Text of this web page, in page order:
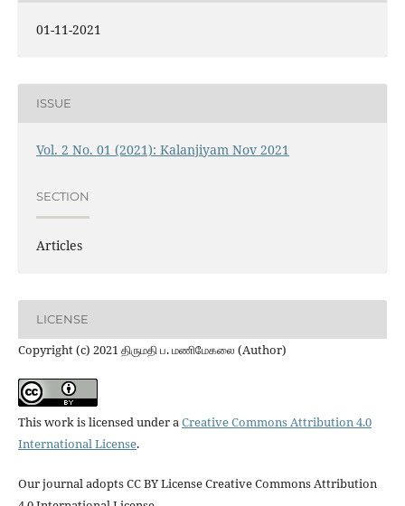
01-11-2021
ISSUE
Vol. 2 No. 01 (2021): Kalanjiyam Nov 2021
SECTION
Articles
LICENSE
Copyright (c) 2021 திருமதி ப. மணிமேகலை (Author)
This work is licensed under aCreative Commons Attribution 4.0
International License.
Our journal adopts CC BY License Creative Commons Attribution